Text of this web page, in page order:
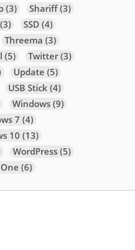
(3) Shariff(3)
SSD (4)
Threema (3)
(5) Twitter(3)
Update (5)
USB Stick(4)
Windows(9)
7 (4)
10 (13)
WordPress(5)
(6)